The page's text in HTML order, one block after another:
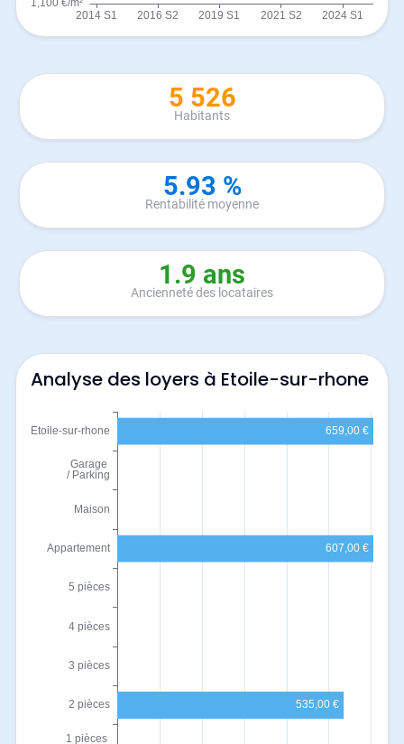
5 526
Habitants
5.93 %
Rentabilité moyenne
1.9 ans
Ancienneté des locataires
Analyse des loyers à Etoile-sur-rhone